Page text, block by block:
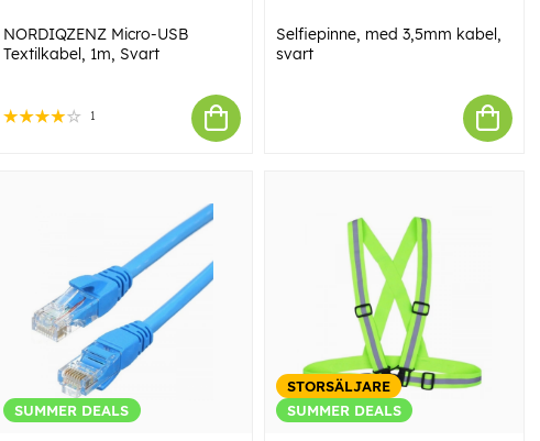
NORDIQZENZ Micro-USB
Textilkabel, 1m, Svart
1
Selfiepinne, med 3,5mm kabel,
svart
SUMMER DEALS
STORSÄLJARE
SUMMER DEALS